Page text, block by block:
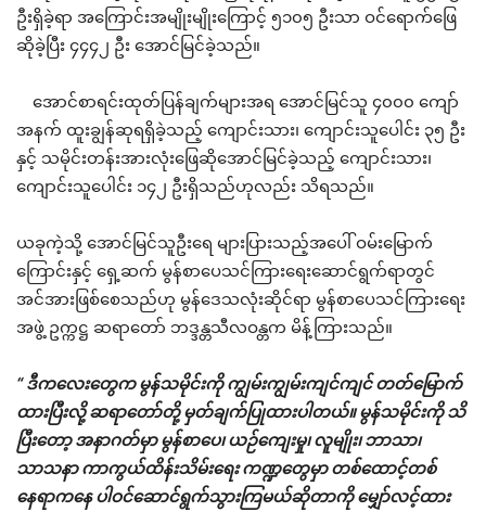
ဦးရှိခဲ့ရာ အကြောင်းအမျိုးမျိုးကြောင့် ၅၁၀၅ ဦးသာ ဝင်ရောက်ဖြေ
ဆိုခဲ့ပြီး ၄၄၄၂ ဦး အောင်မြင်ခဲ့သည်။
အောင်စာရင်းထုတ်ပြန်ချက်များအရ အောင်မြင်သူ ၄၀၀၀ ကျော်
အနက် ထူးချွန်ဆုရရှိခဲ့သည့် ကျောင်းသား၊ ကျောင်းသူပေါင်း ၃၅ ဦး
နှင့် သမိုင်းတန်းအားလုံးဖြေဆိုအောင်မြင်ခဲ့သည့် ကျောင်းသား၊
ကျောင်းသူပေါင်း ၁၄၂ ဦးရှိသည်ဟုလည်း သိရသည်။
ယခုကဲ့သို့ အောင်မြင်သူဦးရေ များပြားသည့်အပေါ် ဝမ်းမြောက်
ကြောင်းနှင့် ရှေ့ဆက် မွန်စာပေသင်ကြားရေးဆောင်ရွက်ရာတွင်
အင်အားဖြစ်စေသည်ဟု မွန်ဒေသလုံးဆိုင်ရာ မွန်စာပေသင်ကြားရေး
အဖွဲ့ ဥက္ကဋ္ဌ ဆရာတော် ဘဒ္ဒန္တသီလဝန္တက မိန့်ကြားသည်။
“ ဒီကလေးတွေက မွန်သမိုင်းကို ကျွမ်းကျွမ်းကျင်ကျင် တတ်မြောက်
ထားပြီးလို့ ဆရာတော်တို့ မှတ်ချက်ပြုထားပါတယ်။ မွန်သမိုင်းကို သိ
ပြီးတော့ အနာဂတ်မှာ မွန်စာပေ၊ ယဉ်ကျေးမှု၊ လူမျိုး၊ ဘာသာ၊
သာသနာ ကာကွယ်ထိန်းသိမ်းရေး ကဏ္ဍတွေမှာ တစ်ထောင့်တစ်
နေရာကနေ ပါဝင်ဆောင်ရွက်သွားကြမယ်ဆိုတာကို မျှော်လင့်ထား